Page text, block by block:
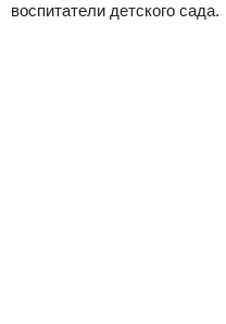
воспитатели детского сада.